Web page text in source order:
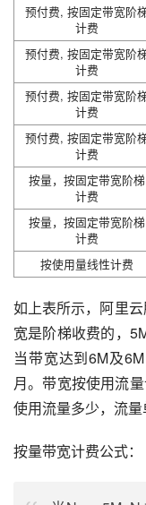
预付费, 按固定带宽阶
计费
预付费, 按固定带宽阶
计费
预付费, 按固定带宽阶
计费
预付费, 按固定带宽阶
计费
按量，按固定带宽阶梯
计费
按量，按固定带宽阶梯
计费
按使用量线性计费
如上表所示，阿里
宽是阶梯收费的，
当带宽达到6M及
月。带宽按使用流
使用流量多少，流量
按量带宽计费公式：